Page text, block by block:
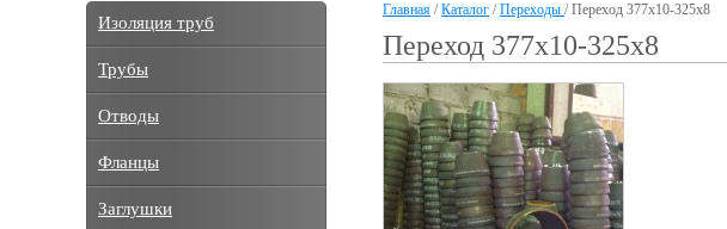
Главная /Каталог /Переходы / Переход 377х10-325х8
Переход 377х10-325х8
Изоляция труб
Трубы
Отводы
Фланцы
Заглушки